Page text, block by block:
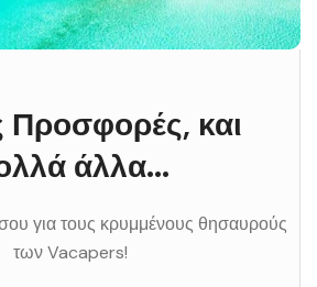
Προσφορές, και
άλλα...
για τους κρυμμένους θησαυρούς
των Vacapers!